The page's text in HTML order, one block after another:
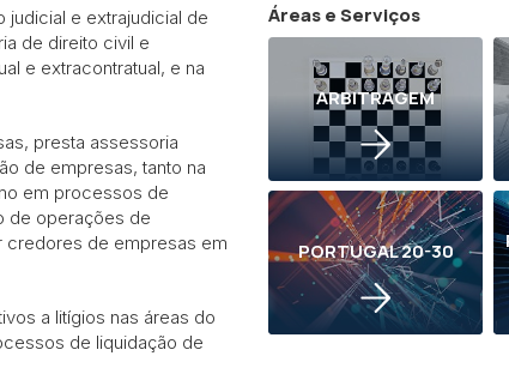
judicial e extrajudicial de
de direito civil e
e extracontratual, e na
presta assessoria
de empresas, tanto na
em processos de
de operações de
credores de empresas em
a litígios nas áreas do
de liquidação de
Áreas e Serviços
ARBITRAGEM
PORTUGAL 20-30